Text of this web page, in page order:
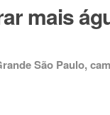
mais
São Paulo,